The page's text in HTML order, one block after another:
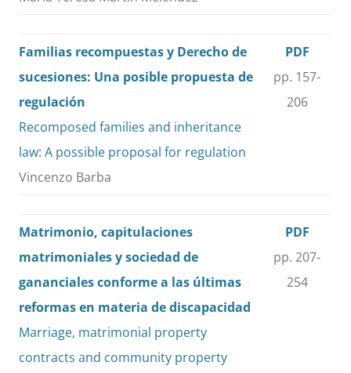
Familias recompuestas y Derecho de
sucesiones: Una posible propuesta de
regulación
Recomposed families and inheritance
law: A possible proposal for regulation
Vincenzo Barba
PDF
pp. 157-
206
Matrimonio, capitulaciones
matrimoniales y sociedad de
gananciales conforme a las últimas
reformas en materia de discapacidad
Marriage, matrimonial property
contracts and community property
PDF
pp. 207-
254